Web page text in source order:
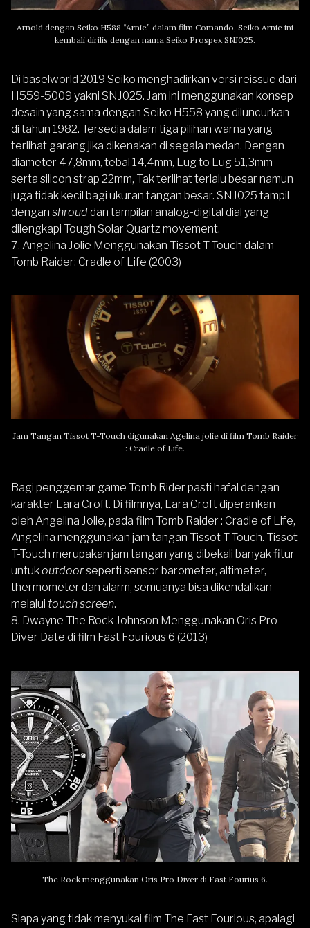
Arnold dengan Seiko H588 “Arnie” dalam film Comando, Seiko Arnie ini
kembali dirilis dengan nama Seiko Prospex SNJ025.
Di baselworld 2019 Seiko menghadirkan versi reissue dari
H559-5009 yakni SNJ025. Jam ini menggunakan konsep
desain yang sama dengan Seiko H558 yang diluncurkan
di tahun 1982. Tersedia dalam tiga pilihan warna yang
terlihat garang jika dikenakan di segala medan. Dengan
diameter 47,8mm, tebal 14,4mm, Lug to Lug 51,3mm
serta silicon strap 22mm, Tak terlihat terlalu besar namun
juga tidak kecil bagi ukuran tangan besar. SNJ025 tampil
dengan shrouddan tampilan analog-digital dial yang
dilengkapi Tough Solar Quartz movement.
7. Angelina Jolie Menggunakan Tissot T-Touch dalam
Tomb Raider: Cradle of Life (2003)
Jam Tangan Tissot T-Touch digunakan Agelina jolie di film Tomb Raider
: Cradle of Life.
Bagi penggemar game Tomb Rider pasti hafal dengan
karakter Lara Croft. Di filmnya, Lara Croft diperankan
oleh Angelina Jolie, pada film Tomb Raider : Cradle of Life,
Angelina menggunakan jam tangan Tissot T-Touch. Tissot
T-Touch merupakan jam tangan yang dibekali banyak fitur
untukoutdoorseperti sensor barometer, altimeter,
thermometer dan alarm, semuanya bisa dikendalikan
melalui touch screen.
8. Dwayne The Rock Johnson Menggunakan Oris Pro
Diver Date di film Fast Fourious 6 (2013)
The Rock menggunakan Oris Pro Diver di Fast Fourius 6.
Siapa yang tidak menyukai film The Fast Fourious, apalagi